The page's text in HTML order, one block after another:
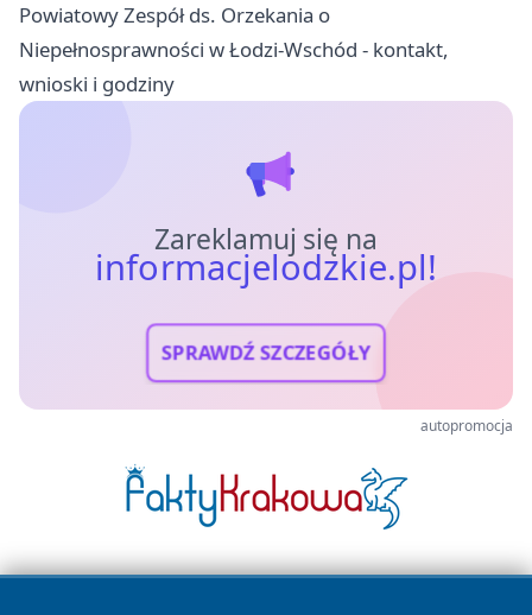
Powiatowy Zespół ds. Orzekania o
Niepełnosprawności w Łodzi-Wschód - kontakt,
wnioski i godziny
Zareklamuj się na
informacjelodzkie.pl!
SPRAWDŹ SZCZEGÓŁY
autopromocja